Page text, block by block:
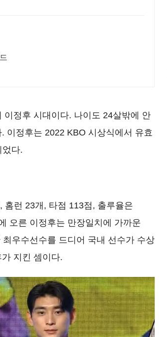
정후 시대이다. 나이도 24살밖에 안
이정후는 2022 KBO 시상식에서 유효
었다.
홈런 23개, 타점 113점, 출루율은
오른 이정후는 만장일치에 가까운
우수선수를 드디어 국내 선수가 수상
지킨 셈이다.